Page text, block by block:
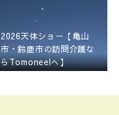
2026天体ショー【亀山
市・鈴鹿市の訪問介護な
らTomoneelへ】